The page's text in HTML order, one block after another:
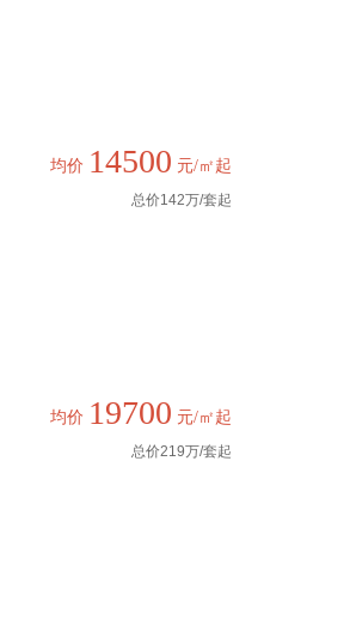
均价 14500 元/㎡起
总价142万/套起
均价 19700 元/㎡起
总价219万/套起